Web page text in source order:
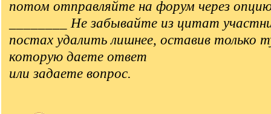
потом отправляйте на форум через
________ Не забывайте из цитат
постах удалить лишнее, оставив только
которую даете ответ
или задаете вопрос.